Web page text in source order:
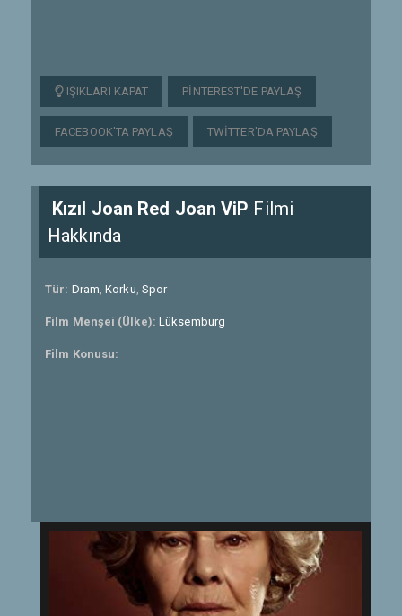
IŞIKLARI KAPAT PINTEREST'DE PAYLAŞ
FACEBOOK'TA PAYLAŞ TWITTER'DA PAYLAŞ
Kızıl Joan Red Joan ViP Filmi
Hakkında
Tür: Dram,Korku, Spor
Film Menşei (Ülke): Lüksemburg
Film Konusu: